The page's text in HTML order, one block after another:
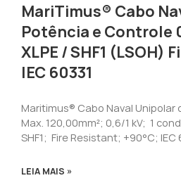
MariTimus® Cabo
Potência e Controle
XLPE / SHF1 (LSOH)
IEC 60331
Maritimus® Cabo Naval Unipolar
Max. 120,00mm²; 0,6/1 kV; 1
SHF1; Fire Resistant; +90°C; IEC
LEIA MAIS »